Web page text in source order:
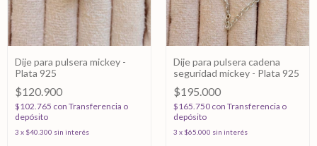
Dije para pulsera mickey -
Plata 925
$120.900
$102.765 con Transferencia o
depósito
3 x $40.300 sin interés
Dije para pulsera cadena
seguridad mickey - Plata 925
$195.000
$165.750 con Transferencia o
depósito
3 x $65.000 sin interés